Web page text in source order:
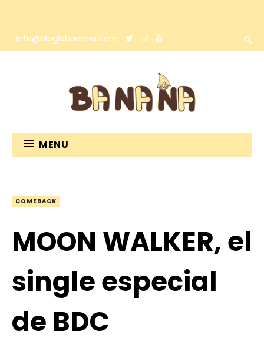
info@bloglabanana.com
MENU
COMEBACK
MOON WALKER, el
single especial
de BDC